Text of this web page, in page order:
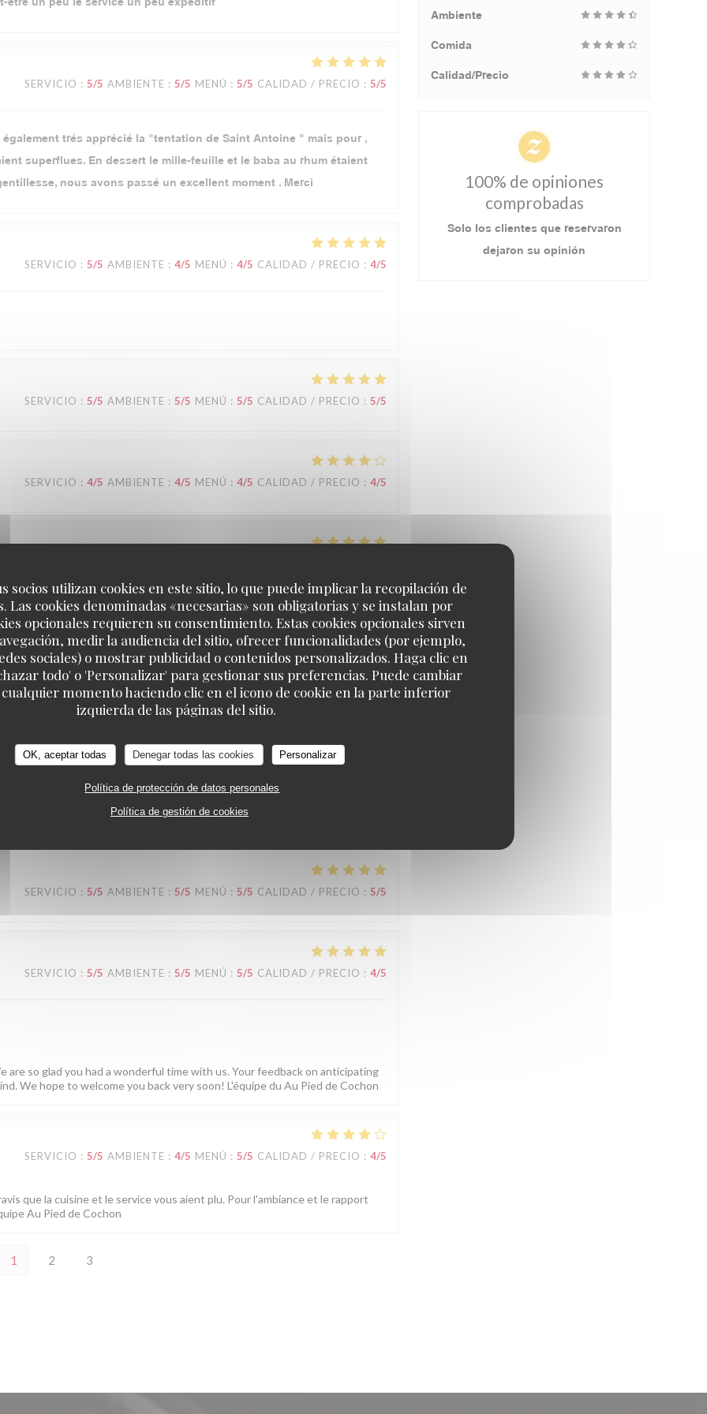
socios utilizan cookies en este sitio, lo que puede implicar la recopilación de
Las cookies denominadas «necesarias» son obligatorias y se instalan por
opcionales requieren su consentimiento. Estas cookies opcionales sirven
medir la audiencia del sitio, ofrecer funcionalidades (por ejemplo,
sociales) o mostrar publicidad o contenidos personalizados. Haga clic en
todo' o 'Personalizar' para gestionar sus preferencias. Puede cambiar
cualquier momento haciendo clic en el icono de cookie en la parte inferior
izquierda de las páginas del sitio.
OK, aceptar todas Denegar todas las cookies Personalizar
Política de protección de datos personales
Política de gestión de cookies
SERVICIO : 5/5 AMBIENTE : 5/5 MENÚ : 5/5 CALIDAD / PRECIO : 5/5
trés apprécié la "tentation de Saint Antoine " mais pour ,
superflues. En dessert le mille-feuille et le baba au rhum étaient
nous avons passé un excellent moment . Merci
SERVICIO : 5/5 AMBIENTE : 4/5 MENÚ : 4/5 CALIDAD / PRECIO : 4/5
SERVICIO : 5/5 AMBIENTE : 5/5 MENÚ : 5/5 CALIDAD / PRECIO : 5/5
SERVICIO : 4/5 AMBIENTE : 4/5 MENÚ : 4/5 CALIDAD / PRECIO : 4/5
SERVICIO: 5/5 AMBIENTE: 4 /5 MENÚ: 3/5 CALIDAD / PRECIO: 2/5
puis trempé dans une sorte de chapelure et finalement très peu
et de 20 % de graisse et de couenne pas assez grillé. Ma
qui était un meilleur choix car recomposé avec plus de
plus il y avait les frites et la sauce béarnaise. Sinon les entrées
, saucisses sèches et œufs mayonnaise. Le pied de cochon
SERVICIO : 5/5 AMBIENTE : 5/5 MENÚ : 5/5 CALIDAD / PRECIO : 5/5
SERVICIO : 5/5 AMBIENTE : 5/5 MENÚ : 5/5 CALIDAD / PRECIO : 4/5
are so glad you had a wonderful time with us. Your feedback on anticipating
We hope to welcome you back very soon! L'équipe du Au Pied de Cochon
SERVICIO : 5/5 AMBIENTE : 4/5 MENÚ : 5/5 CALIDAD / PRECIO : 4/5
que la cuisine et le service vous aient plu. Pour l'ambiance et le rapport
Au Pied de Cochon
1 2 3
Ambiente
Comida
Calidad/Precio
100% de opiniones
comprobadas
Solo los clientes que reservaron
dejaron su opinión